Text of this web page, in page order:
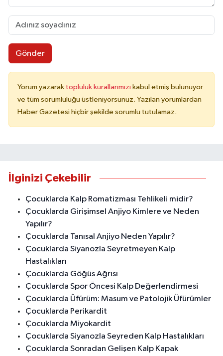
Gönder
Yorum yazarak topluluk kurallarımızı kabul etmiş bulunuyor
ve tüm sorumluluğu üstleniyorsunuz. Yazılan yorumlardan
Haber Gazetesi hiçbir şekilde sorumlu tutulamaz.
İlginizi Çekebilir
Çocuklarda Kalp Romatizması Tehlikeli midir?
Çocuklarda Girişimsel Anjiyo Kimlere ve Neden
Yapılır?
Çocuklarda Tanısal Anjiyo Neden Yapılır?
Çocuklarda Siyanozla Seyretmeyen Kalp
Hastalıkları
Çocuklarda Göğüs Ağrısı
Çocuklarda Spor Öncesi Kalp Değerlendirmesi
Çocuklarda Üfürüm: Masum ve Patolojik Üfürümler
Çocuklarda Perikardit
Çocuklarda Miyokardit
Çocuklarda Siyanozla Seyreden Kalp Hastalıkları
Çocuklarda Sonradan Gelişen Kalp Kapak